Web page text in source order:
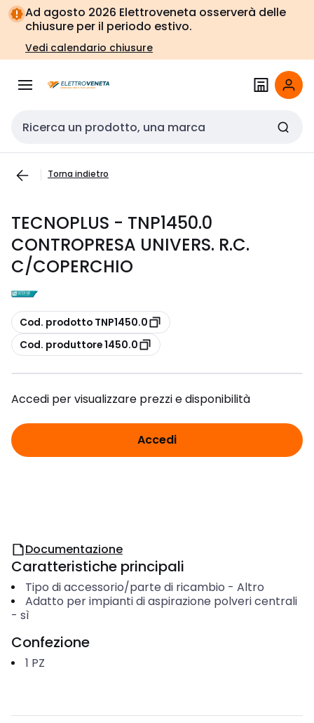
Vai alla
navigazione
Vai
alla
pagina
Ad agosto 2026 Elettroveneta osserverà delle
chiusure per il periodo estivo.
Vedi calendario chiusure
Cerca input
Torna indietro
TECNOPLUS - TNP1450.0
CONTROPRESA UNIVERS. R.C.
C/COPERCHIO
copia
Cod. prodotto TNP1450.0
copia
Cod. produttore 1450.0
Accedi per visualizzare prezzi e disponibilità
Accedi
Documentazione
Caratteristiche principali
Tipo di accessorio/parte di ricambio - Altro
Adatto per impianti di aspirazione polveri centrali
- sì
Confezione
1 PZ